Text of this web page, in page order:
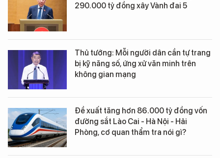
290.000 tỷ đồng xây Vành đai 5
Thủ tướng: Mỗi người dân cần tự trang
bị kỹ năng số, ứng xử văn minh trên
không gian mạng
Đề xuất tăng hơn 86.000 tỷ đồng vốn
đường sắt Lào Cai - Hà Nội - Hải
Phòng, cơ quan thẩm tra nói gì?